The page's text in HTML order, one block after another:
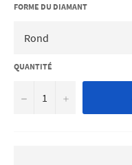
FORME DU DIAMANT
QUANTITÉ
− +